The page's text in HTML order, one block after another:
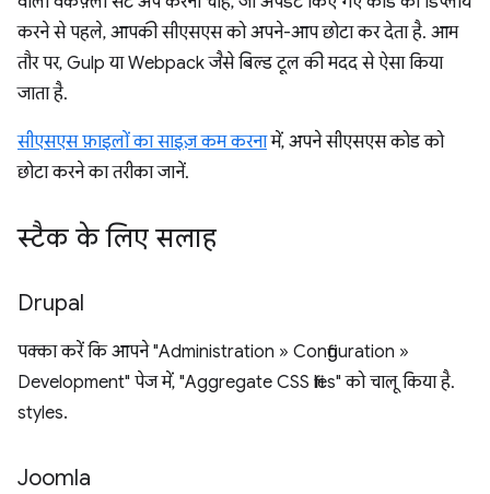
करने से पहले, आपकी सीएसएस को अपने-आप छोटा कर देता है. आम
तौर पर, Gulp या Webpack जैसे बिल्ड टूल की मदद से ऐसा किया
जाता है.
सीएसएस फ़ाइलों का साइज़ कम करनामें, अपने सीएसएस कोड को
छोटा करने का तरीका जानें.
स्टैक के लिए सलाह
Drupal
पक्का करें कि आपने "Administration » Configuration »
Development" पेज में, "Aggregate CSS files" को चालू किया है.
styles.
Joomla